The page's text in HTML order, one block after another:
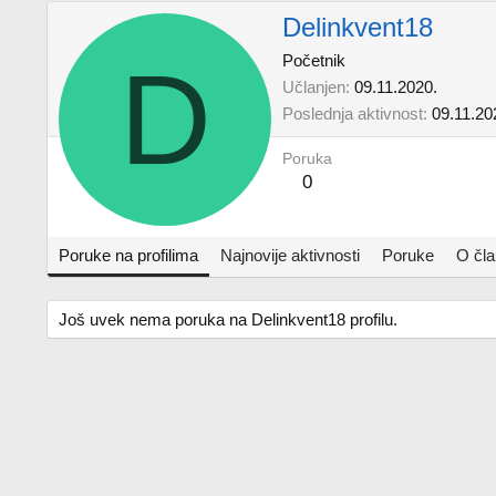
D
Delinkvent18
Početnik
Učlanjen 09.11.2020.
Poslednja aktivnost
Poruka
0
Poruke na profilima Najnovije aktivnosti Poruke O
Još uvek nema poruka na Delinkvent18 profilu.